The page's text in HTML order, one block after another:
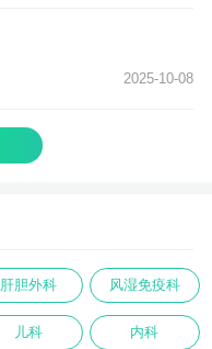
2025-10-08
肝胆外科 风湿免疫科
儿科 内科